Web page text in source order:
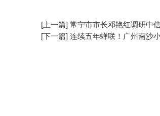
[上一篇] 常宁市市长邓艳红调研中
[下一篇] 连续五年蝉联！广州南沙